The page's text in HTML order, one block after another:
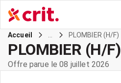
Accueil PLOMBIER (H/F)
PLOMBIER (H/F)
Offre parue le 08 juillet 2026